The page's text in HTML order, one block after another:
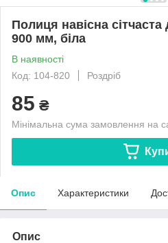
Полиця навісна
900 мм, біла
В наявності
Код: 104-820
Роздріб
85 ₴
Мінімальна сума замовлення на
Опис Характеристики
Опис